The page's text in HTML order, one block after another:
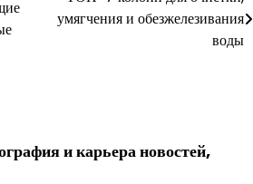
умягчения и обезжелезивания
воды
и карьера новостей,